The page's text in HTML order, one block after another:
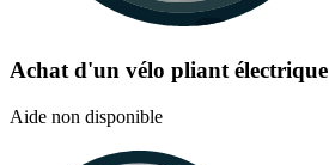
Achat d'un vélo pliant électrique
Aide non disponible